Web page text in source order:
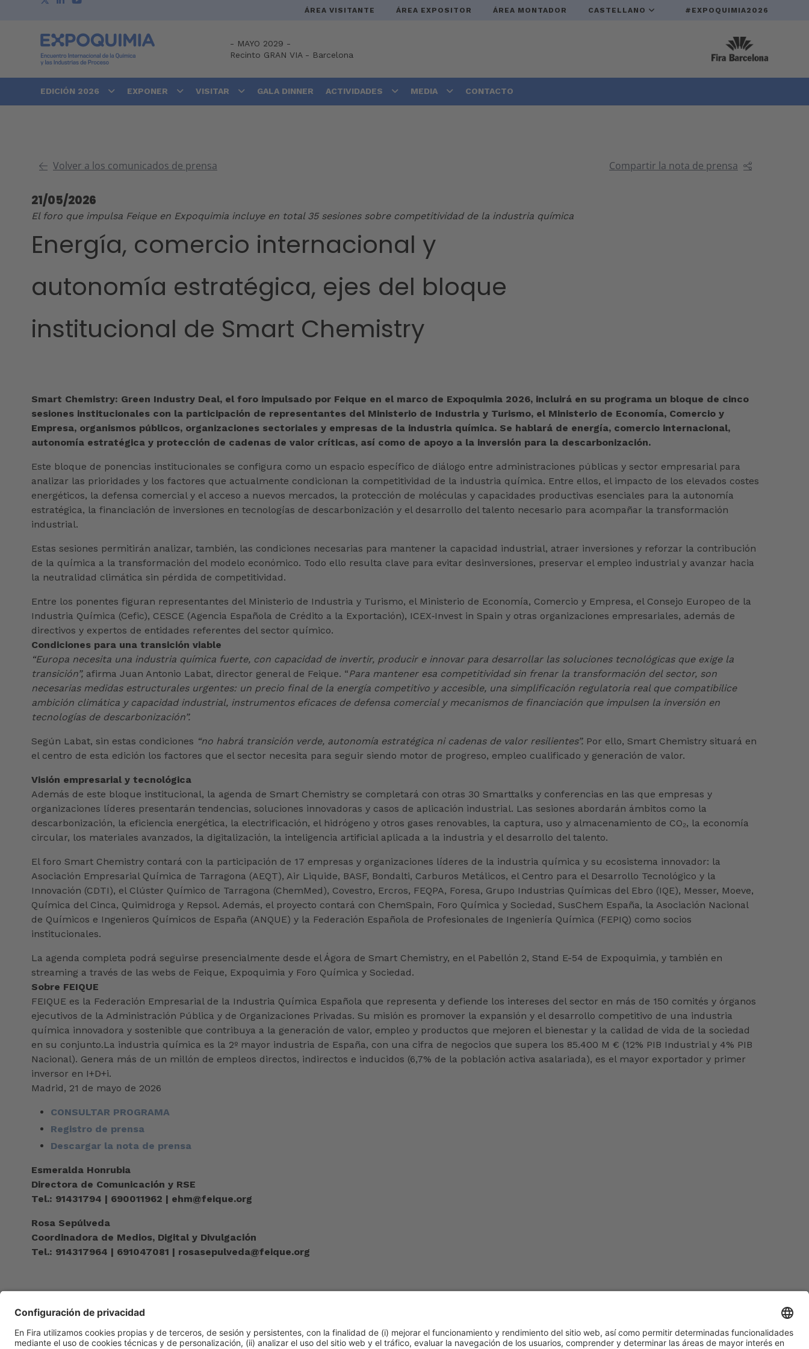
ÁREA VISITANTE ÁREA EXPOSITOR ÁREA MONTADOR CASTELLANO #EXPOQUIMIA2026
- MAYO 2029 -
Recinto GRAN VIA- Barcelona
EDICIÓN 2026 EXPONER VISITAR GALA DINNER ACTIVIDADES MEDIA CONTACTO
Volver a los comunicados de prensa Compartir la nota de prensa
21/05/2026
El foro que impulsa Feique en Expoquimia incluye en total 35 sesiones sobre competitividad de la industria química
Energía, comercio internacional y
autonomía estratégica, ejes del bloque
institucional de Smart Chemistry
Smart Chemistry: Green Industry Deal, el foro impulsado por Feique en el marco de Expoquimia 2026, incluirá en su programa un bloque de cinco
sesiones institucionales con la participación de representantes del Ministerio de Industria y Turismo, el Ministerio de Economía, Comercio y
Empresa, organismos públicos, organizaciones sectoriales y empresas de la industria química. Se hablará de energía, comercio internacional,
autonomía estratégica y protección de cadenas de valor críticas, así como de apoyo a la inversión para la descarbonización.
Este bloque de ponencias institucionales se configura como un espacio específico de diálogo entre administraciones públicas y sector empresarial para
analizar las prioridades y los factores que actualmente condicionan la competitividad de la industria química. Entre ellos, el impacto de los elevados costes
energéticos, la defensa comercial y el acceso a nuevos mercados, la protección de moléculas y capacidades productivas esenciales para la autonomía
estratégica, la financiación de inversiones en tecnologías de descarbonización y el desarrollo del talento necesario para acompañar la transformación
industrial.
Estas sesiones permitirán analizar, también, las condiciones necesarias para mantener la capacidad industrial, atraer inversiones y reforzar la contribución
de la química a la transformación del modelo económico. Todo ello resulta clave para evitar desinversiones, preservar el empleo industrial y avanzar hacia
la neutralidad climática sin pérdida de competitividad.
Entre los ponentes figuran representantes del Ministerio de Industria y Turismo, el Ministerio de Economía, Comercio y Empresa, el Consejo Europeo de la
Industria Química (Cefic), CESCE (Agencia Española de Crédito a la Exportación), ICEX‑Invest in Spain y otras organizaciones empresariales, además de
directivos y expertos de entidades referentes del sector químico.
Condiciones para una transición viable
“Europa necesita una industria química fuerte, con capacidad de invertir, producir e innovar para desarrollar las soluciones tecnológicas que exige la
transición”, afirma Juan Antonio Labat, director general de Feique. “Para mantener esa competitividad sin frenar la transformación del sector, son
necesarias medidas estructurales urgentes: un precio final de la energía competitivo y accesible, una simplificación regulatoria real que compatibilice
ambición climática y capacidad industrial, instrumentos eficaces de defensa comercial y mecanismos de financiación que impulsen la inversión en
tecnologías de descarbonización”.
Según Labat, sin estas condiciones “no habrá transición verde, autonomía estratégica ni cadenas de valor resilientes”. Por ello, Smart Chemistry situará en
el centro de esta edición los factores que el sector necesita para seguir siendo motor de progreso, empleo cualificado y generación de valor.
Visión empresarial y tecnológica
Además de este bloque institucional, la agenda de Smart Chemistry se completará con otras 30 Smarttalks y conferencias en las que empresas y
organizaciones líderes presentarán tendencias, soluciones innovadoras y casos de aplicación industrial. Las sesiones abordarán ámbitos como la
descarbonización, la eficiencia energética, la electrificación, el hidrógeno y otros gases renovables, la captura, uso y almacenamiento de CO₂, la economía
circular, los materiales avanzados, la digitalización, la inteligencia artificial aplicada a la industria y el desarrollo del talento.
El foro Smart Chemistry contará con la participación de 17 empresas y organizaciones líderes de la industria química y su ecosistema innovador: la
Asociación Empresarial Química de Tarragona (AEQT), Air Liquide, BASF, Bondalti, Carburos Metálicos, el Centro para el Desarrollo Tecnológico y la
Innovación (CDTI), el Clúster Químico de Tarragona (ChemMed), Covestro, Ercros, FEQPA, Foresa, Grupo Industrias Químicas del Ebro (IQE), Messer, Moeve,
Química del Cinca, Quimidroga y Repsol. Además, el proyecto contará con ChemSpain, Foro Química y Sociedad, SusChem España, la Asociación Nacional
de Químicos e Ingenieros Químicos de España (ANQUE) y la Federación Española de Profesionales de Ingeniería Química (FEPIQ) como socios
institucionales.
La agenda completa podrá seguirse presencialmente desde el Ágora de Smart Chemistry, en el Pabellón 2, Stand E-54 de Expoquimia, y también en
streaming a través de las webs de Feique, Expoquimia y Foro Química y Sociedad.
Sobre FEIQUE
FEIQUE es la Federación Empresarial de la Industria Química Española que representa y defiende los intereses del sector en más de 150 comités y órganos
ejecutivos de la Administración Pública y de Organizaciones Privadas. Su misión es promover la expansión y el desarrollo competitivo de una industria
química innovadora y sostenible que contribuya a la generación de valor, empleo y productos que mejoren el bienestar y la calidad de vida de la sociedad
en su conjunto.La industria química es la 2º mayor industria de España, con una cifra de negocios que supera los 85.400 M € (12% PIB Industrial y 4% PIB
Nacional). Genera más de un millón de empleos directos, indirectos e inducidos (6,7% de la población activa asalariada), es el mayor exportador y primer
inversor en I+D+i.
Madrid, 21 de mayo de 2026
CONSULTAR PROGRAMA
Registro de prensa
Descargar la nota de prensa
Esmeralda Honrubia
Directora de Comunicación y RSE
Tel.: 91431794 | 690011962 | ehm@feique.org
Rosa Sepúlveda
Coordinadora de Medios, Digital y Divulgación
Tel.: 914317964 | 691047081 | rosasepulveda@feique.org